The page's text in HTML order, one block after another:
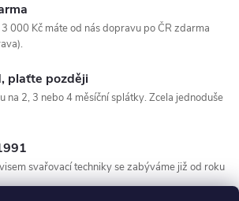
000 Kč máte od nás dopravu po ČR zdarma
plaťte později
na 2, 3 nebo 4 měsíční splátky. Zcela jednoduše
svařovací techniky se zabýváme již od roku